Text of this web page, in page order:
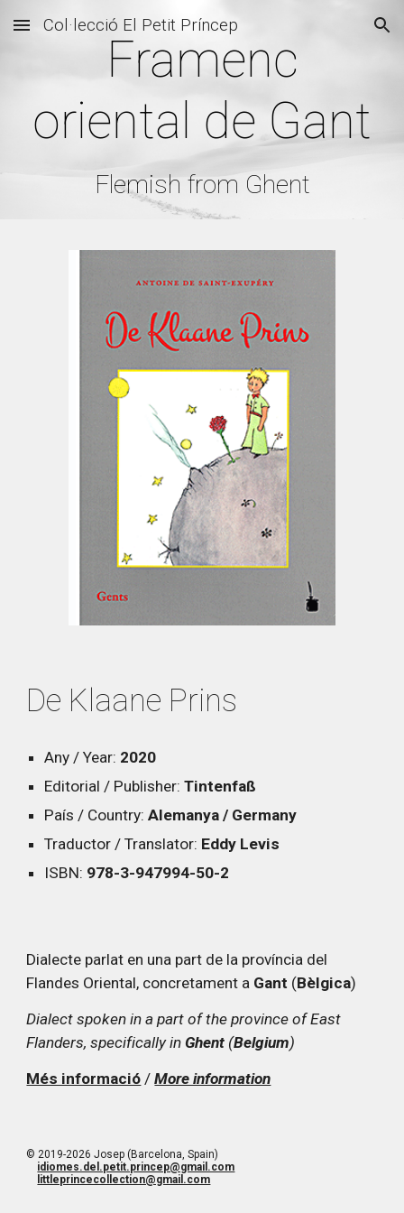
Skip to main content Skip to navigation
Col·lecció El Petit Príncep
Framenc
oriental de Gant
Flemish from Ghent
De Klaane Prins
Any / Year: 2020
Editorial / Publisher:Tintenfaß
País / Country:Alemanya / Germany
Traductor / Translator: Eddy Levis
ISBN: 978-3-947994-50-2
Dialecte parlat en una part de la província del
Flandes Oriental, concretament a Gant (Bèlgica)
Dialect spoken in a part of the province of East
Flanders, specifically inGhent (Belgium)
Més informació /More information
© 2019-2026 Josep (Barcelona, Spain)
idiomes.del.petit.princep@gmail.com
littleprincecollection@gmail.com